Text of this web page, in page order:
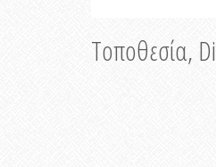
Τοποθεσία,